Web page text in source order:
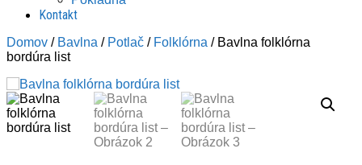
Kontakt
Domov / Bavlna / Potlač / Folklórna / Bavlna folklórna
bordúra list